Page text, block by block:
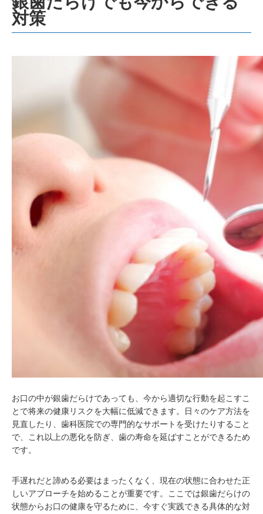
対策
お口の中が銀歯だらけであっても、今から適切な行動を起こすこ
とで将来の健康リスクを大幅に低減できます。日々のケア方法を
見直したり、歯科医院での専門的なサポートを受けたりすること
で、これ以上の悪化を防ぎ、歯の寿命を延ばすことができるため
です。
手遅れだと諦める必要はまったくなく、現在の状態に合わせた正
しいアプローチを始めることが重要です。ここでは銀歯だらけの
状態からお口の健康を守るために、今すぐ実践できる具体的な対